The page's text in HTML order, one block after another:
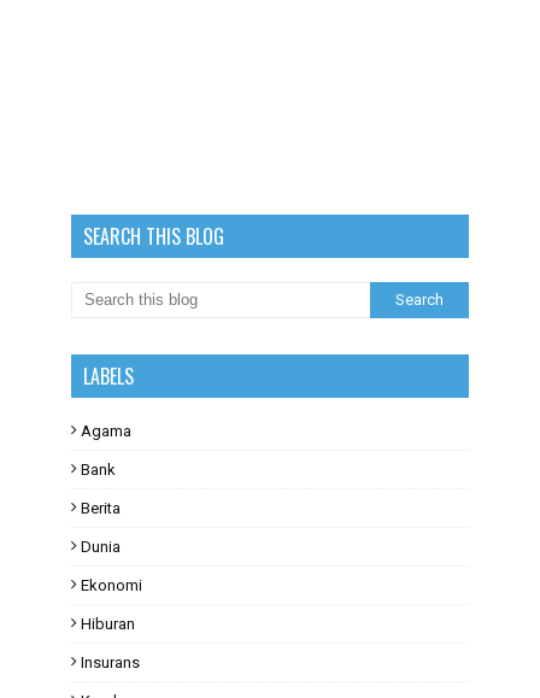
SEARCH THIS BLOG
LABELS
Agama
Bank
Berita
Dunia
Ekonomi
Hiburan
Insurans